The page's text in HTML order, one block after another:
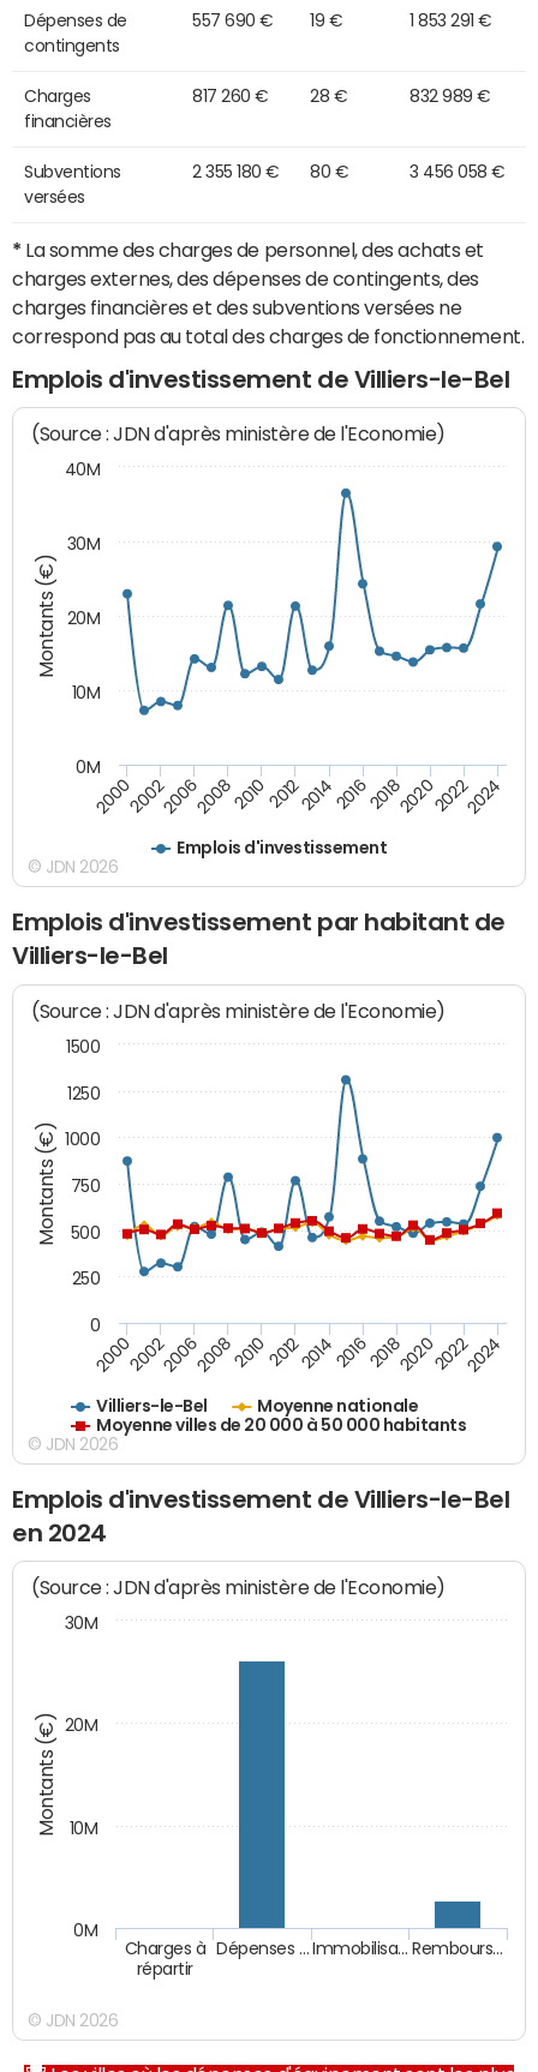
Dépenses de
contingents
557 690 € 19 € 1 853 291 €
Charges
financières
817 260 € 28 € 832 989 €
Subventions
versées
2 355 180 € 80 € 3 456 058 €
* La somme des charges de personnel, des achats et
charges externes, des dépenses de contingents, des
charges financières et des subventions versées ne
correspond pas au total des charges de fonctionnement.
Emplois d'investissement de Villiers-le-Bel
Montants (€)
(Source : JDN d'après ministère de l'Economie)
Emplois d'investissement
200020022006200820102012201420162018202020222024
0M
10M
20M
30M
40M
© JDN 2026
Emplois d'investissement par habitant de
Villiers-le-Bel
Montants (€)
(Source : JDN d'après ministère de l'Economie)
Villiers-le-Bel
Moyenne nationale
Moyenne villes de 20 000 à 50 000 habitants
200020022006200820102012201420162018202020222024
0
250
500
750
1000
1250
1500
© JDN 2026
Emplois d'investissement de Villiers-le-Bel
en 2024
Montants (€)
(Source : JDN d'après ministère de l'Economie)
Charges à
répartir
Dépenses … Immobilisa… Rembours…
0M
10M
20M
30M
© JDN 2026